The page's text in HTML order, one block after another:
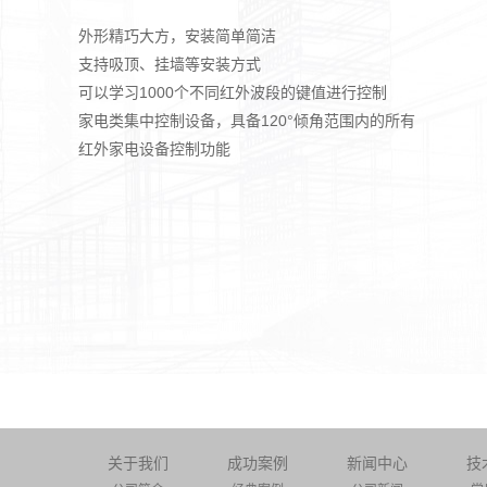
外形精巧大方，安装简单简洁
支持吸顶、挂墙等安装方式
可以学习1000个不同红外波段的键值进行控制
家电类集中控制设备，具备120°倾角范围内的所有
红外家电设备控制功能
关于我们 成功案例 新闻中心 技